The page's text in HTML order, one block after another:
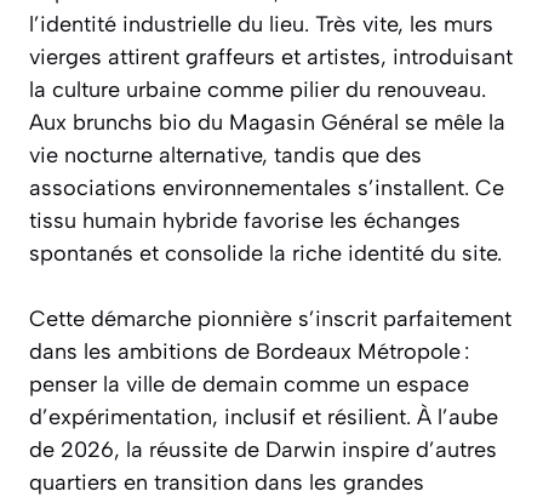
l’identité industrielle du lieu. Très vite, les murs
vierges attirent graffeurs et artistes, introduisant
la culture urbaine comme pilier du renouveau.
Aux brunchs bio du Magasin Général se mêle la
vie nocturne alternative, tandis que des
associations environnementales s’installent. Ce
tissu humain hybride favorise les échanges
spontanés et consolide la riche identité du site.
Cette démarche pionnière s’inscrit parfaitement
dans les ambitions de Bordeaux Métropole :
penser la ville de demain comme un espace
d’expérimentation, inclusif et résilient. À l’aube
de 2026, la réussite de Darwin inspire d’autres
quartiers en transition dans les grandes